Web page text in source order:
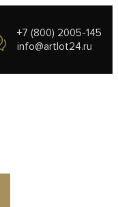
+7 (800) 2005-145
info@artlot24.ru